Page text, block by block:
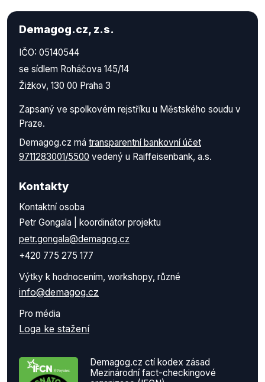
Demagog.cz, z.s.
IČO: 05140544
se sídlem Roháčova 145/14
Žižkov, 130 00 Praha 3
Zapsaný ve spolkovém rejstříku u Městského soudu v
Praze.
Demagog.cz má transparentní bankovní účet
9711283001/5500 vedený u Raiffeisenbank, a.s.
Kontakty
Kontaktní osoba
Petr Gongala | koordinátor projektu
petr.gongala@demagog.cz
+420 775 275 177
Výtky k hodnocením, workshopy, různé
info@demagog.cz
Pro média
Loga ke stažení
Demagog.cz ctí kodex zásad
Mezinárodní fact-checkingové